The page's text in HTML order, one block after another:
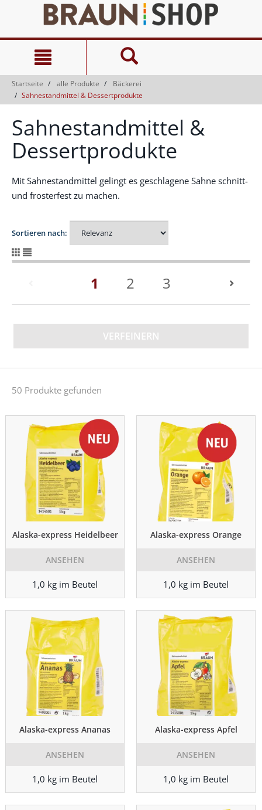
springen
Navigationsmenü
springen
Startseite alle Produkte
Bäckerei
Sahnestandmittel & Dessertprodukte
Sahnestandmittel &
Dessertprodukte
Mit Sahnestandmittel gelingt es geschlagene Sahne schnitt-
und frosterfest zu machen.
Sortieren nach:
1 (current)
2 3
VERFEINERN
50 Produkte gefunden
Alaska-express Heidelbeer
ANSEHEN
1,0 kg im Beutel
Alaska-express Orange
ANSEHEN
1,0 kg im Beutel
Alaska-express Ananas
ANSEHEN
1,0 kg im Beutel
Alaska-express Apfel
ANSEHEN
1,0 kg im Beutel